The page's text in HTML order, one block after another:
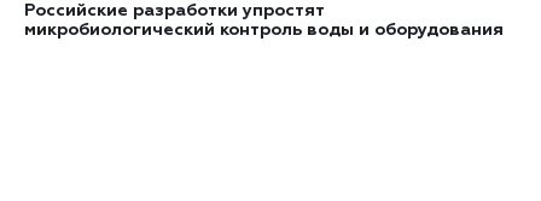
Российские разработки упростят
микробиологический контроль воды и оборудования